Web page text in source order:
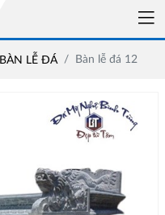
BÀN LỄ ĐÁ Bàn lễ đá 12